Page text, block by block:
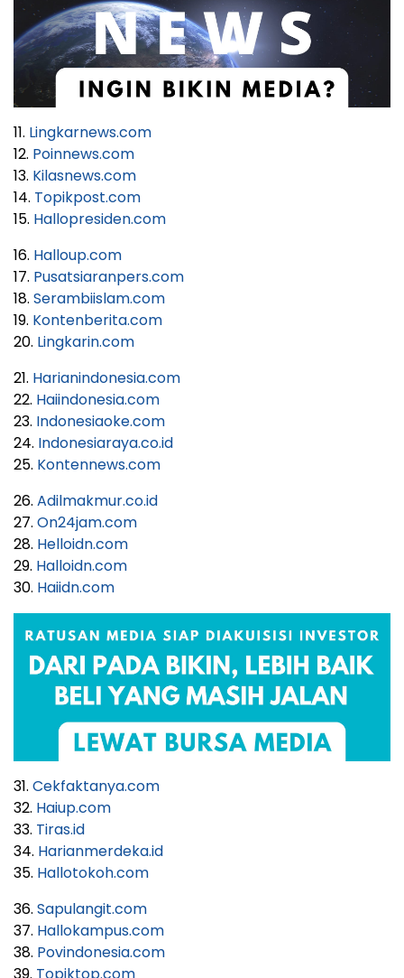
11. Lingkarnews.com
12. Poinnews.com
13. Kilasnews.com
14. Topikpost.com
15. Hallopresiden.com
16. Halloup.com
17. Pusatsiaranpers.com
18. Serambiislam.com
19. Kontenberita.com
20. Lingkarin.com
21. Harianindonesia.com
22. Haiindonesia.com
23. Indonesiaoke.com
24. Indonesiaraya.co.id
25. Kontennews.com
26. Adilmakmur.co.id
27. On24jam.com
28. Helloidn.com
29. Halloidn.com
30. Haiidn.com
31. Cekfaktanya.com
32. Haiup.com
33. Tiras.id
34. Harianmerdeka.id
35. Hallotokoh.com
36. Sapulangit.com
37. Hallokampus.com
38. Povindonesia.com
39. Topiktop.com